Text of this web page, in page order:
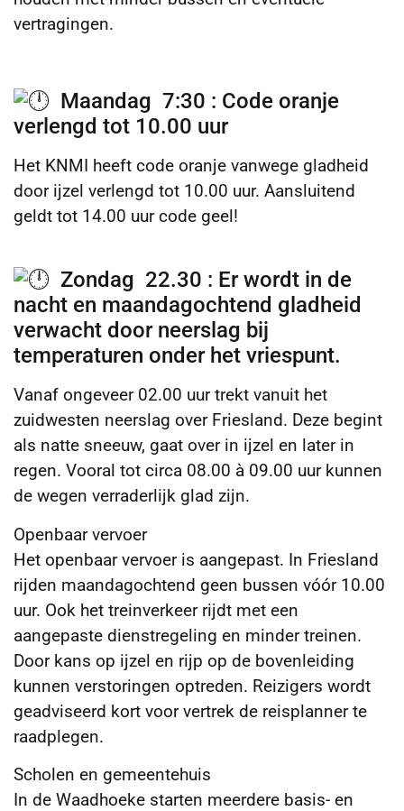
vertragingen.
Maandag 7:30 : Code oranje
verlengd tot 10.00 uur
Het KNMI heeft code oranje vanwege gladheid
door ijzel verlengd tot 10.00 uur. Aansluitend
geldt tot 14.00 uur code geel!
Zondag 22.30 : Er wordt in de
nacht en maandagochtend gladheid
verwacht door neerslag bij
temperaturen onder het vriespunt.
Vanaf ongeveer 02.00 uur trekt vanuit het
zuidwesten neerslag over Friesland. Deze begint
als natte sneeuw, gaat over in ijzel en later in
regen. Vooral tot circa 08.00 à 09.00 uur kunnen
de wegen verraderlijk glad zijn.
Openbaar vervoer
Het openbaar vervoer is aangepast. In Friesland
rijden maandagochtend geen bussen vóór 10.00
uur. Ook het treinverkeer rijdt met een
aangepaste dienstregeling en minder treinen.
Door kans op ijzel en rijp op de bovenleiding
kunnen verstoringen optreden. Reizigers wordt
geadviseerd kort voor vertrek de reisplanner te
raadplegen.
Scholen en gemeentehuis
In de Waadhoeke starten meerdere basis- en